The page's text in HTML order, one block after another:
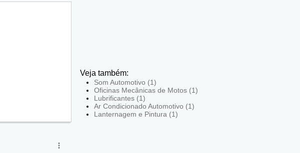
Veja também:
Som Automotivo (1)
Oficinas Mecânicas de Motos (1)
Lubrificantes (1)
Ar Condicionado Automotivo (1)
Lanternagem e Pintura (1)